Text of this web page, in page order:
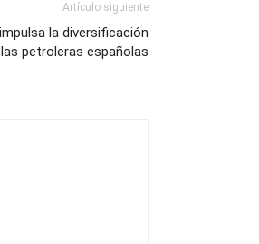
Artículo siguiente
la diversificación
petroleras españolas